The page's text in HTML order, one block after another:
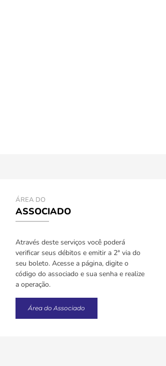
ÁREA DO
ASSOCIADO
Através deste serviços você poderá
verificar seus débitos e emitir a 2ª via do
seu boleto. Acesse a página, digite o
código do associado e sua senha e realize
a operação.
Área do Associado